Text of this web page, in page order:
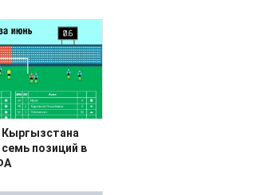
Кыргызстана
позиций в